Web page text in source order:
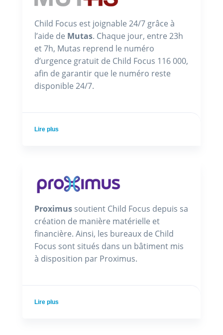
Child Focus est joignable 24/7 grâce à
l’aide de Mutas. Chaque jour, entre 23h
et 7h, Mutas reprend le numéro
d’urgence gratuit de Child Focus 116 000,
afin de garantir que le numéro reste
disponible 24/7.
Lire plus
Proximus soutient Child Focus depuis sa
création de manière matérielle et
financière. Ainsi, les bureaux de Child
Focus sont situés dans un bâtiment mis
à disposition par Proximus.
Lire plus